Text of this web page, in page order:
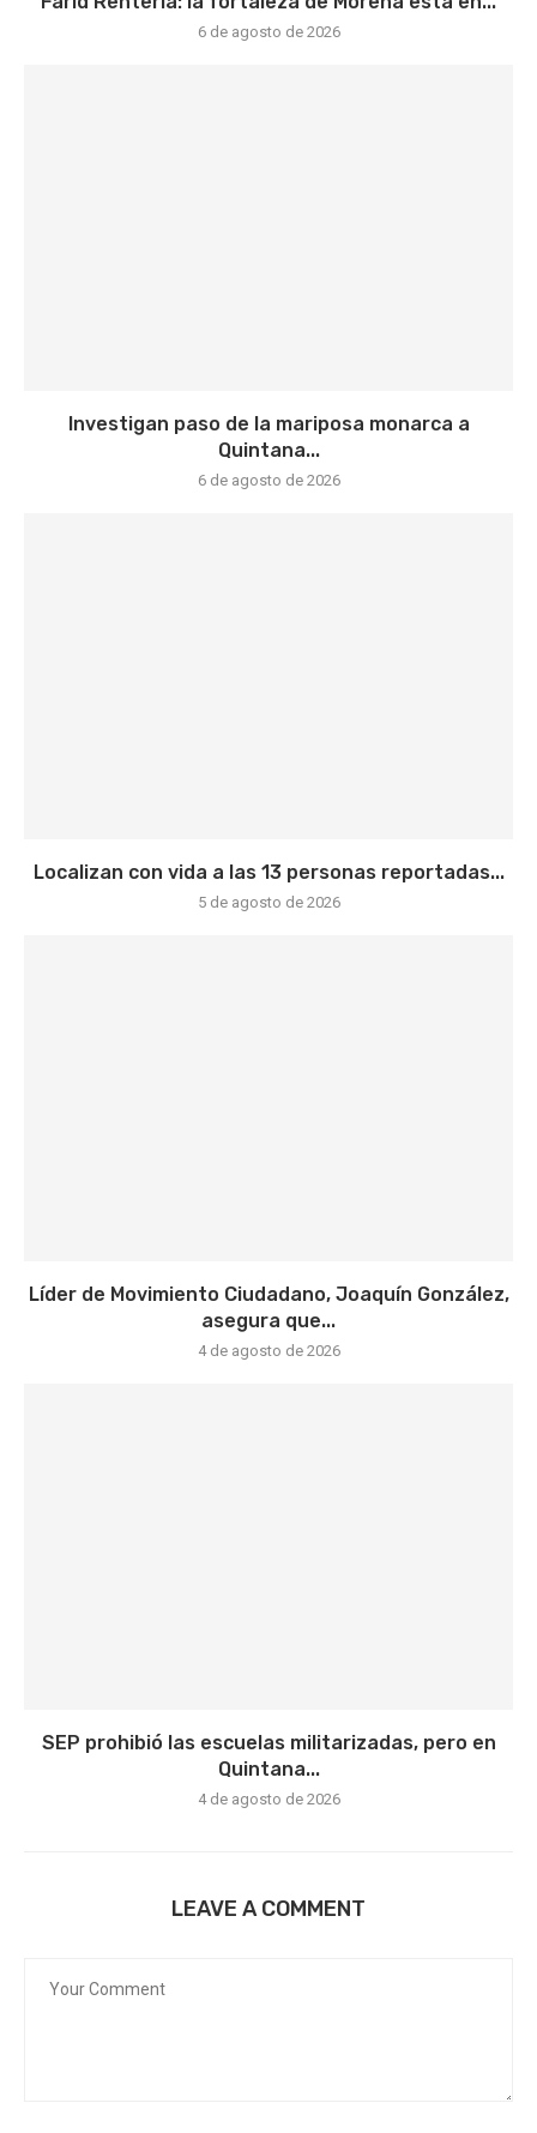
6 de agosto de 2026
Investigan paso de la mariposa monarca a
Quintana...
6 de agosto de 2026
Localizan con vida a las 13 personas reportadas...
5 de agosto de 2026
Líder de Movimiento Ciudadano, Joaquín González,
asegura que...
4 de agosto de 2026
SEP prohibió las escuelas militarizadas, pero en
Quintana...
4 de agosto de 2026
LEAVE A COMMENT